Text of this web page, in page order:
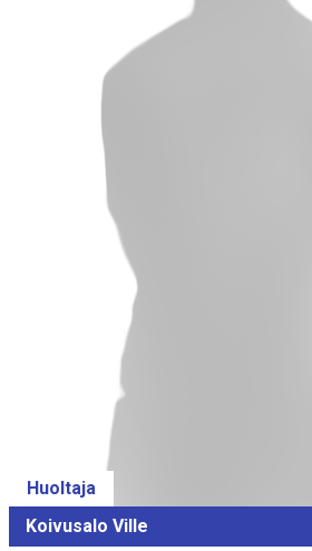
Huoltaja
Koivusalo Ville